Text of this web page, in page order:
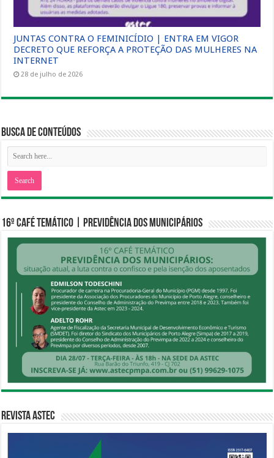
JUNTAS CONTRA O FEMINICÍDIO | ENTRA EM VIGOR
DECRETO QUE REFORÇA A PROTEÇÃO DAS MULHERES NA
INTERNET
28 de julho de 2026
Busca de Conteúdos
16º CAFÉ TEMÁTICO | PREVIDÊNCIA DOS MUNICIPÁRIOS
Revista Astec